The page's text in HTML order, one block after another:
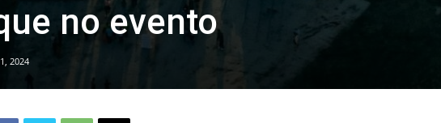
no evento
2024